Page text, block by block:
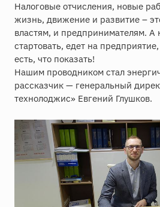
Налоговые отчисления, новые
жизнь, движение и развитие –
властям, и предпринимателям. А
стартовать, едет на
есть, что показать!
Нашим проводником стал
рассказчик — генеральный
технолоджис» Евгений Глушков.